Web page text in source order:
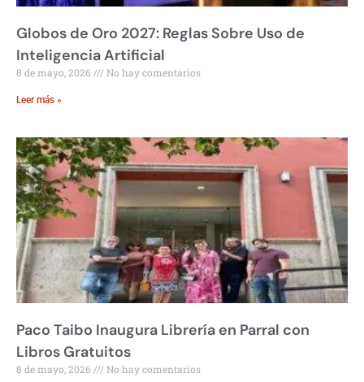
Globos de Oro 2027: Reglas Sobre Uso de
Inteligencia Artificial
8 de mayo, 2026 No hay comentarios
Leer más »
Paco Taibo Inaugura Librería en Parral con
Libros Gratuitos
8 de mayo, 2026 No hay comentarios